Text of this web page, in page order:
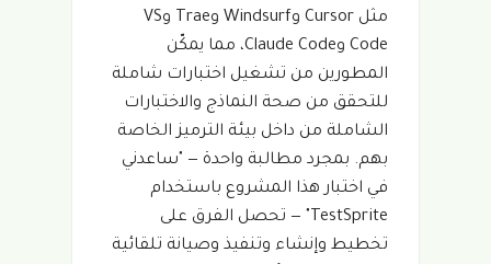
مثل Cursor وWindsurf وTrae وVS
Code وClaude Code، مما يمكّن
المطورين من تشغيل اختبارات شاملة
للتحقق من صحة النماذج والاختبارات
الشاملة من داخل بيئة الترميز الخاصة
بهم. بمجرد مطالبة واحدة — "ساعدني
في اختبار هذا المشروع باستخدام
TestSprite" — تحصل الفرق على
تخطيط وإنشاء وتنفيذ وصيانة تلقائية